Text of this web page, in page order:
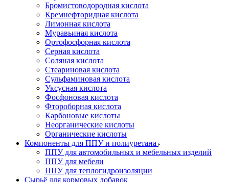
Бромистоводородная кислота
Кремнефторидная кислота
Лимонная кислота
Муравьиная кислота
Ортофосфорная кислота
Серная кислота
Соляная кислота
Стеариновая кислота
Сульфаминовая кислота
Уксусная кислота
Фосфоновая кислота
Фтороборная кислота
Карбоновые кислоты
Неорганические кислоты
Органические кислоты
Компоненты для ППУ и полиуретана
ППУ для автомобильных и мебельных изделий
ППУ для мебели
ППУ для теплогидроизоляции
Сырьё для кормовых добавок